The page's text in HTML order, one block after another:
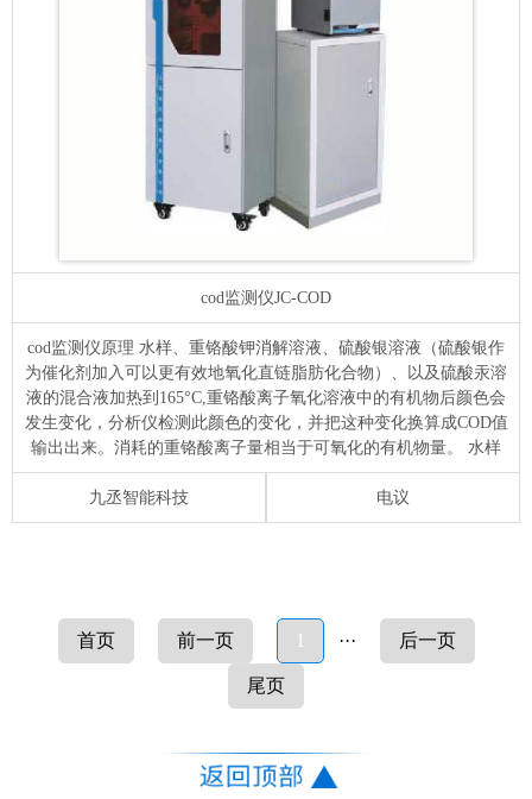
cod监测仪JC-COD
cod监测仪原理 水样、重铬酸钾消解溶液、硫酸银溶液（硫酸银作
为催化剂加入可以更有效地氧化直链脂肪化合物）、以及硫酸汞溶
液的混合液加热到165°C,重铬酸离子氧化溶液中的有机物后颜色会
发生变化，分析仪检测此颜色的变化，并把这种变化换算成COD值
输出出来。消耗的重铬酸离子量相当于可氧化的有机物量。 水样
九丞智能科技 电议
首页 前一页 1 ··· 后一页
尾页